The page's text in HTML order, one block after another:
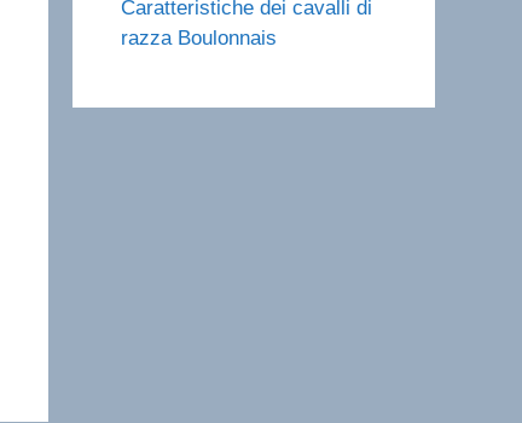
Caratteristiche dei cavalli di
razza Boulonnais